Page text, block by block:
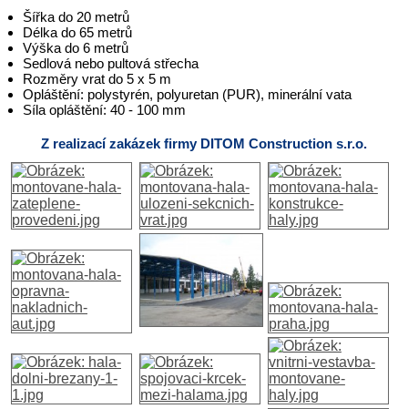
Šířka do 20 metrů
Délka do 65 metrů
Výška do 6 metrů
Sedlová nebo pultová střecha
Rozměry vrat do 5 x 5 m
Opláštění: polystyrén, polyuretan (PUR), minerální vata
Síla opláštění: 40 - 100 mm
Z realizací zakázek firmy DITOM Construction s.r.o.